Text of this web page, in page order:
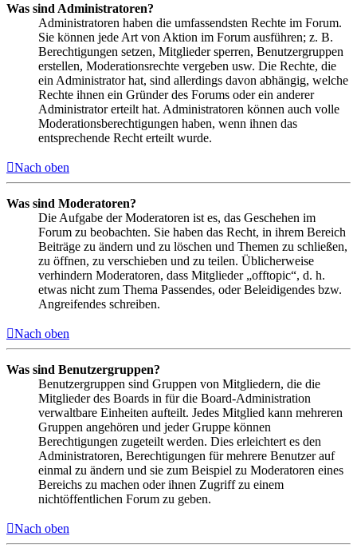
Was sind Administratoren?
Administratoren haben die umfassendsten Rechte im Forum.
Sie können jede Art von Aktion im Forum ausführen; z. B.
Berechtigungen setzen, Mitglieder sperren, Benutzergruppen
erstellen, Moderationsrechte vergeben usw. Die Rechte, die
ein Administrator hat, sind allerdings davon abhängig, welche
Rechte ihnen ein Gründer des Forums oder ein anderer
Administrator erteilt hat. Administratoren können auch volle
Moderationsberechtigungen haben, wenn ihnen das
entsprechende Recht erteilt wurde.
Nach oben
Was sind Moderatoren?
Die Aufgabe der Moderatoren ist es, das Geschehen im
Forum zu beobachten. Sie haben das Recht, in ihrem Bereich
Beiträge zu ändern und zu löschen und Themen zu schließen,
zu öffnen, zu verschieben und zu teilen. Üblicherweise
verhindern Moderatoren, dass Mitglieder „offtopic“, d. h.
etwas nicht zum Thema Passendes, oder Beleidigendes bzw.
Angreifendes schreiben.
Nach oben
Was sind Benutzergruppen?
Benutzergruppen sind Gruppen von Mitgliedern, die die
Mitglieder des Boards in für die Board-Administration
verwaltbare Einheiten aufteilt. Jedes Mitglied kann mehreren
Gruppen angehören und jeder Gruppe können
Berechtigungen zugeteilt werden. Dies erleichtert es den
Administratoren, Berechtigungen für mehrere Benutzer auf
einmal zu ändern und sie zum Beispiel zu Moderatoren eines
Bereichs zu machen oder ihnen Zugriff zu einem
nichtöffentlichen Forum zu geben.
Nach oben